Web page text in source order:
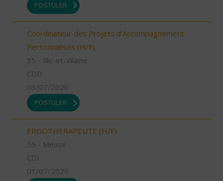
POSTULER
Coordinateur des Projets d'Accompagnement
Personnalisés (H/F)
35 - Ille-et-Vilaine
CDD
03/07/2026
POSTULER
ERGOTHERAPEUTE (H/F)
55 - Meuse
CDI
01/07/2026